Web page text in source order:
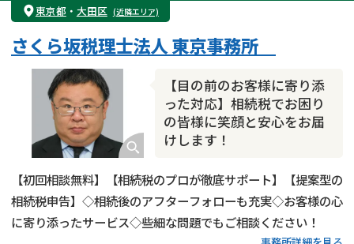
東京都 ・ 大田区 (近隣エリア)
【目の前のお客様に寄り添
った対応】相続税でお困り
の皆様に笑顔と安心をお届
けします！
さくら坂税理士法人 東京事務所
【初回相談無料】【相続税のプロが徹底サポート】【提案型の
相続税申告】◇相続後のアフターフォローも充実◇お客様の心
に寄り添ったサービス◇些細な問題でもご相談ください！